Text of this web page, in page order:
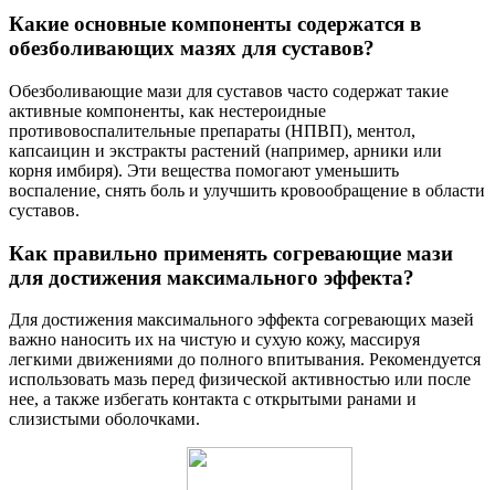
Какие основные компоненты содержатся в
обезболивающих мазях для суставов?
Обезболивающие мази для суставов часто содержат такие
активные компоненты, как нестероидные
противовоспалительные препараты (НПВП), ментол,
капсаицин и экстракты растений (например, арники или
корня имбиря). Эти вещества помогают уменьшить
воспаление, снять боль и улучшить кровообращение в области
суставов.
Как правильно применять согревающие мази
для достижения максимального эффекта?
Для достижения максимального эффекта согревающих мазей
важно наносить их на чистую и сухую кожу, массируя
легкими движениями до полного впитывания. Рекомендуется
использовать мазь перед физической активностью или после
нее, а также избегать контакта с открытыми ранами и
слизистыми оболочками.